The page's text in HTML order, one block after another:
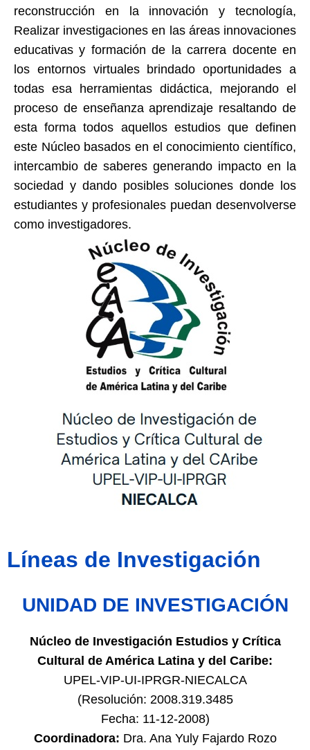
reconstrucción en la innovación y tecnología,
Realizar investigaciones en las áreas innovaciones
educativas y formación de la carrera docente en
los entornos virtuales brindado oportunidades a
todas esa herramientas didáctica, mejorando el
proceso de enseñanza aprendizaje resaltando de
esta forma todos aquellos estudios que definen
este Núcleo basados en el conocimiento científico,
intercambio de saberes generando impacto en la
sociedad y dando posibles soluciones donde los
estudiantes y profesionales puedan desenvolverse
como investigadores.
Líneas de Investigación
UNIDAD DE INVESTIGACIÓN
Núcleo de Investigación Estudios y Crítica
Cultural de América Latina y del Caribe:
UPEL-VIP-UI-IPRGR-NIECALCA
(Resolución: 2008.319.3485
Fecha: 11-12-2008)
Coordinadora: Dra. Ana Yuly Fajardo Rozo